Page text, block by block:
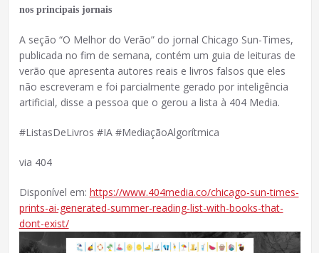
nos principais jornais
A seção “O Melhor do Verão” do jornal Chicago Sun-Times,
publicada no fim de semana, contém um guia de leituras de
verão que apresenta autores reais e livros falsos que eles
não escreveram e foi parcialmente gerado por inteligência
artificial, disse a pessoa que o gerou a lista à 404 Media.
#ListasDeLivros #IA #MediaçãoAlgorítmica
via 404
Disponível em: https://www.404media.co/chicago-sun-times-
prints-ai-generated-summer-reading-list-with-books-that-
dont-exist/